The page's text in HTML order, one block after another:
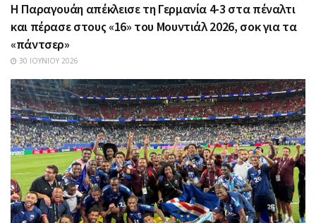
Η Παραγουάη απέκλεισε τη Γερμανία 4-3 στα πέναλτι
και πέρασε στους «16» του Μουντιάλ 2026, σοκ για τα
«πάντσερ»
30 ΙΟΥΝΊΟΥ 2026